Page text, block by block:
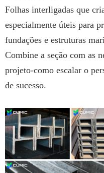
Folhas interligadas que
especialmente úteis para
fundações e estruturas
Combine a seção com as
projeto-como escalar o
de sucesso.